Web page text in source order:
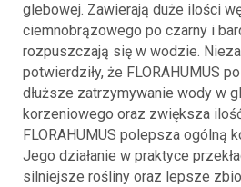
glebowej. Zawierają duże ilości
ciemnobrązowego po czarny i
rozpuszczają się w wodzie.
potwierdziły, że FLORAHUMUS
dłuższe zatrzymywanie wody w
korzeniowego oraz zwiększa
FLORAHUMUS polepsza ogólną
Jego działanie w praktyce
silniejsze rośliny oraz lepsze